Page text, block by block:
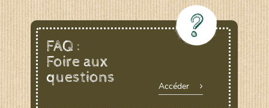
FAQ :
Foire aux
questions
Accéder